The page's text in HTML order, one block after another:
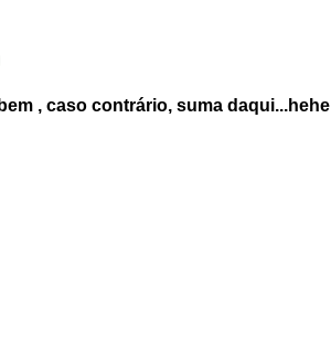
, caso contrário, suma daqui...hehe